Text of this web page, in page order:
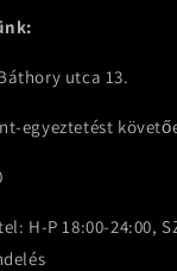
utca 13.
egyeztetést
H-P 18:00-24:00,